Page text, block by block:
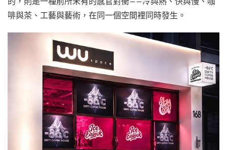
啡與茶、工藝與藝術，在同一個空間裡同時發生。